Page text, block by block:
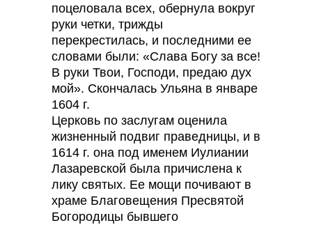
поцеловала всех, обернула вокруг
руки четки, трижды
перекрестилась, и последними ее
словами были: «Слава Богу за все!
В руки Твои, Господи, предаю дух
мой». Скончалась Ульяна в январе
1604 г.
Церковь по заслугам оценила
жизненный подвиг праведницы, и в
1614 г. она под именем Иулиании
Лазаревской была причислена к
лику святых. Ее мощи почивают в
храме Благовещения Пресвятой
Богородицы бывшего